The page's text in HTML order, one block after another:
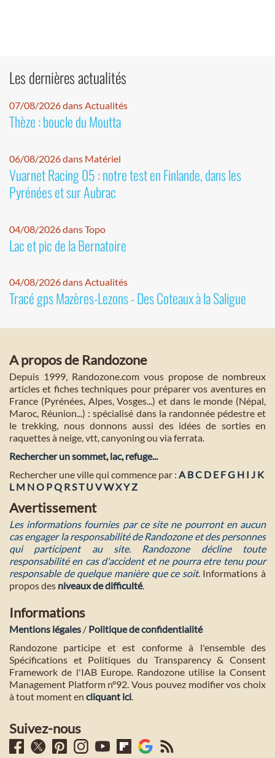
Les dernières actualités
07/08/2026 dans Actualités
Thèze : boucle du Moutta
06/08/2026 dans Matériel
Vuarnet Racing 05 : notre test en Finlande, dans les
Pyrénées et sur Aubrac
04/08/2026 dans Topo
Lac et pic de la Bernatoire
04/08/2026 dans Actualités
Tracé gps Mazères-Lezons - Des Coteaux à la Saligue
A propos de Randozone
Depuis 1999, Randozone.com vous propose de nombreux
articles et fiches techniques pour préparer vos aventures en
France (Pyrénées, Alpes, Vosges...) et dans le monde (Népal,
Maroc, Réunion...) : spécialisé dans la randonnée pédestre et
le trekking, nous donnons aussi des idées de sorties en
raquettes à neige, vtt, canyoning ou via ferrata.
Rechercher un sommet, lac, refuge...
Rechercher une ville qui commence par : A BC D E FG H I J K
L M NO PQ RST U VWXYZ
Avertissement
Les informations fournies par ce site ne pourront en aucun
cas engager la responsabilité de Randozone et des personnes
qui participent au site. Randozone décline toute
responsabilité en cas d'accident et ne pourra etre tenu pour
responsable de quelque manière que ce soit. Informations à
propos des niveaux de difficulté.
Informations
Mentions légales / Politique de confidentialité
Randozone participe et est conforme à l'ensemble des
Spécifications et Politiques du Transparency & Consent
Framework de l'IAB Europe. Randozone utilise la Consent
Management Platform n°92. Vous pouvez modifier vos choix
à tout moment en cliquant ici.
Suivez-nous